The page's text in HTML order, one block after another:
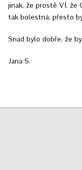
jinak, že prostě VÍ, že
tak bolestná, přesto
Snad bylo dobře, že
Jana S.